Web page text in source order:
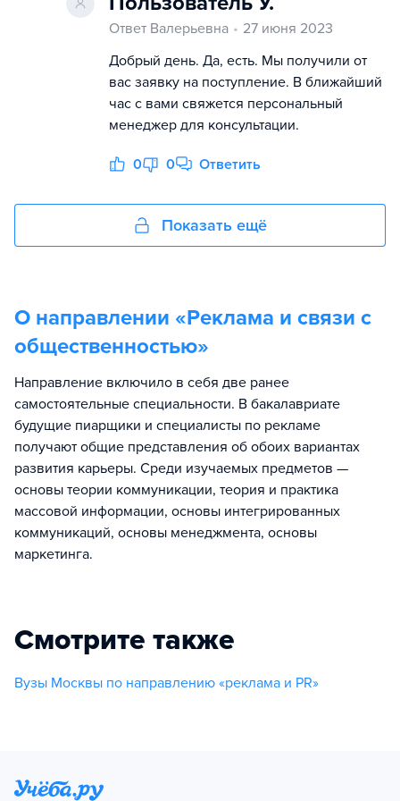
Ответ Валерьевна
27 июня 2023
Добрый день. Да, есть. Мы получили от
вас заявку на поступление. В ближайший
час с вами свяжется персональный
менеджер для консультации.
0 0 Ответить
Показать ещё
О направлении «Реклама и связи с
общественностью»
Направление включило в себя две ранее
самостоятельные специальности. В бакалавриате
будущие пиарщики и специалисты по рекламе
получают общие представления об обоих вариантах
развития карьеры. Среди изучаемых предметов —
основы теории коммуникации, теория и практика
массовой информации, основы интегрированных
коммуникаций, основы менеджмента, основы
маркетинга.
Смотрите также
Вузы Москвы по направлению «реклама и PR»